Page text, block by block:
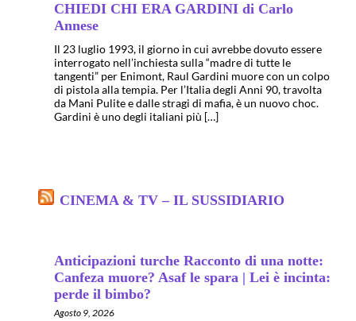
CHIEDI CHI ERA GARDINI di Carlo
Annese
Il 23 luglio 1993, il giorno in cui avrebbe dovuto essere
interrogato nell’inchiesta sulla “madre di tutte le
tangenti” per Enimont, Raul Gardini muore con un colpo
di pistola alla tempia. Per l’Italia degli Anni 90, travolta
da Mani Pulite e dalle stragi di mafia, è un nuovo choc.
Gardini è uno degli italiani più […]
CINEMA & TV – IL SUSSIDIARIO
Anticipazioni turche Racconto di una notte:
Canfeza muore? Asaf le spara | Lei è incinta:
perde il bimbo?
Agosto 9, 2026